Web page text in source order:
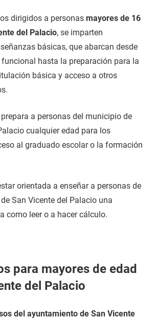
dirigidos a personas mayores de 16
del Palacio, se imparten
básicas, que abarcan desde
hasta la preparación para la
básica y acceso a otros
a personas del municipio de
cualquier edad para los
al graduado escolar o la formación
orientada a enseñar a personas de
San Vicente del Palacio una
como leer o a hacer cálculo.
para mayores de edad
del Palacio
del ayuntamiento de San Vicente